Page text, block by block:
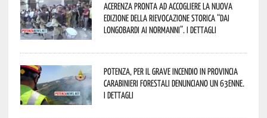
Acerenza pronta ad accogliere la nuova
edizione della rievocazione storica “Dai
Longobardi ai Normanni”. I dettagli
Potenza, per il grave incendio in Provincia
Carabinieri forestali denunciano un 63enne.
I dettagli